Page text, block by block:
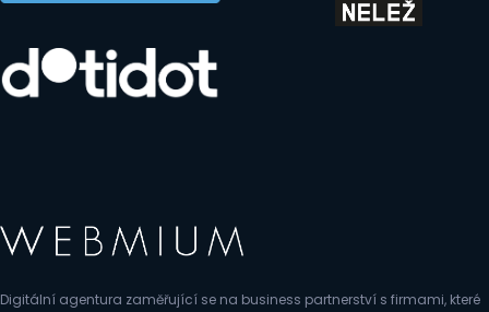
Digitální agentura zaměřující se na business partnerství s firmami, které